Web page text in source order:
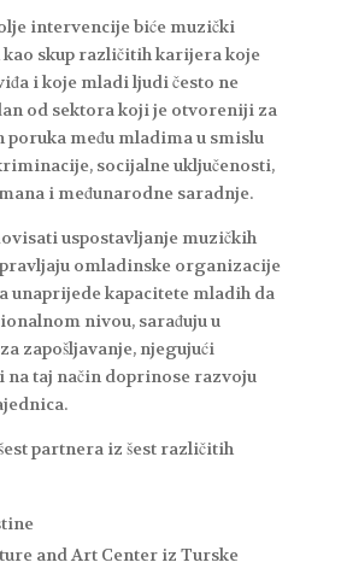
intervencije biće muzički
skup različitih karijera koje
i koje mladi ljudi često ne
od sektora koji je otvoreniji za
među mladima u smislu
socijalne uključenosti,
i međunarodne saradnje.
uspostavljanje muzičkih
omladinske organizacije
unaprijede kapacitete mladih da
nivou, sarađuju u
zapošljavanje, njegujući
na taj način doprinose razvoju
partnera iz šest različitih
and Art Center iz Turske